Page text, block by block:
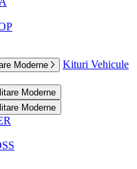
Moderne
Kituri Vehicule
Moderne
Moderne